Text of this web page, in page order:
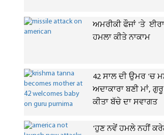
ਅਮਰੀਕੀ ਫੌਜਾਂ 'ਤੇ
ਹਮਲਾ ਕੀਤੇ ਨਾਕਾਮ
42 ਸਾਲ ਦੀ ਉਮਰ 'ਚ
ਅਦਾਕਾਰਾ ਬਣੀ ਮਾਂ,
ਕੀਤਾ ਬੱਚੇ ਦਾ ਸਵਾਗਤ
'ਹੁਣ ਨਵੇਂ ਹਮਲੇ ਨਹੀਂ